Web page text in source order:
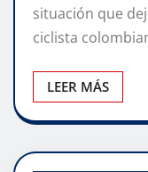
situación que
ciclista
LEER MÁS